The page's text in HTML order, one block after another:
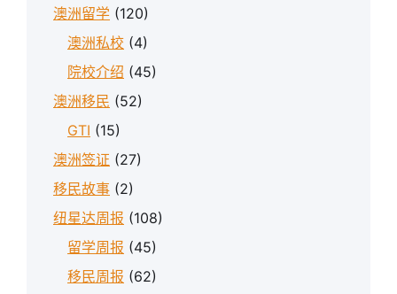
澳洲留学 (120)
澳洲私校 (4)
院校介绍 (45)
澳洲移民 (52)
GTI (15)
澳洲签证 (27)
移民故事 (2)
纽星达周报 (108)
留学周报 (45)
移民周报 (62)